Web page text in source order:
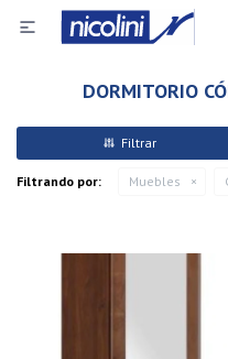

DORMITORIO
Filtrando por: Muebles